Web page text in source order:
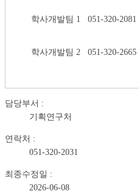
학사개발팀 1 051-320-2081
학사개발팀 2 051-320-2665
담당부서 :
기획연구처
연락처 :
051-320-2031
최종수정일 :
2026-06-08